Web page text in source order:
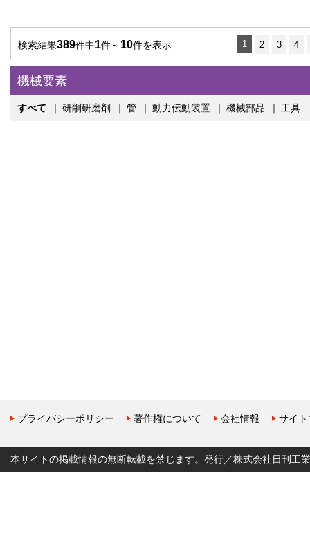
検索結果389件中1件～ 10件を表示 1 2 3 4
機械要素
すべて ｜ 研削研磨剤 ｜ 管 ｜ 動力伝動装置 ｜ 機械部品 ｜ 工具
プライバシーポリシー 著作権について 会社情報 サイ
本サイトの掲載情報の無断転載を禁じます。発行／株式会社日刊